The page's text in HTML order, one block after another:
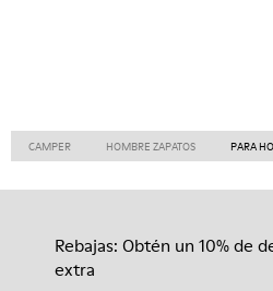
CAMPER HOMBRE ZAPATOS PARA
Rebajas: Obtén un 10% de
extra